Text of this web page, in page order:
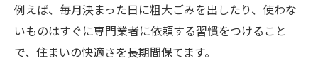
例えば、毎月決まった日に粗大ごみを出したり、使わな
いものはすぐに専門業者に依頼する習慣をつけること
で、住まいの快適さを長期間保てます。